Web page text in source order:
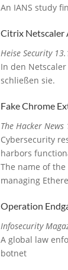
An IANS study
Citrix Netscaler
Heise Security
In den
schließen sie.
Fake Chrome
The Hacker
Cybersecurity
harbors
The name of
managing
Operation
Infosecurity
A global law
botnet